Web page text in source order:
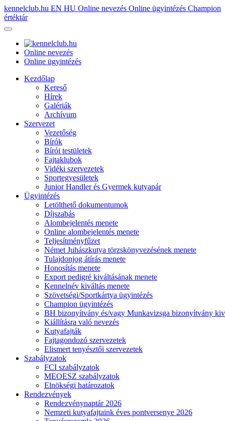
kennelclub.hu EN HU Online nevezés Online ügyintézés Champion
értéktár
Online nevezés
Online ügyintézés
Kezdőlap
Kereső
Hírek
Galériák
Archívum
Szervezet
Vezetőség
Bírók
Bírói testületek
Fajtaklubok
Vidéki szervezetek
Sportegyesületek
Junior Handler és Gyermek kutyapár
Ügyintézés
Letölthető dokumentumok
Díjszabás
Alombejelentés menete
Online alombejelentés menete
Teljesítményfűzet
Német Juhászkutya törzskönyvezésének menete
Tulajdonjog átírás menete
Honosítás menete
Export pedigré kiváltásának menete
Kennelnév kiváltás menete
Szövetségi/Sportkártya ügyintézés
Champion ügyintézés
BH bizonyítvány és/vagy Munkavizsga bizonyítvány
Kiállításra való nevezés
Kutyafajták
Fajtagondozó szervezetek
Elismert tenyésztői szervezetek
Szabályzatok
FCI szabályzatok
MEOESZ szabályzatok
Elnökségi határozatok
Rendezvények
Rendezvénynaptár 2026
Nemzeti kutyafajtaink éves pontversenye 2026